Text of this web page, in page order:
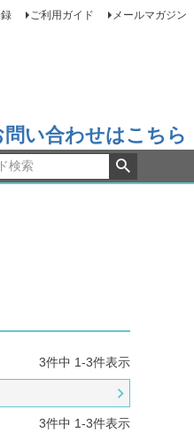
ご利用ガイド メールマガジン
問い合わせはこちら
3件中 1-3件表示
3件中 1-3件表示